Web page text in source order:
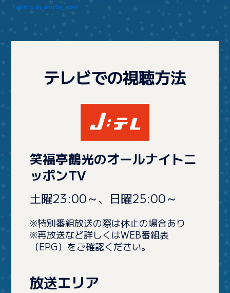
Tweets by anntv_jcom
テレビでの視聴方法
笑福亭鶴光のオールナイトニ
ッポンTV
土曜23:00～、日曜25:00～
※特別番組放送の際は休止の場合あり
※再放送など詳しくはWEB番組表
（EPG）をご確認ください。
放送エリア